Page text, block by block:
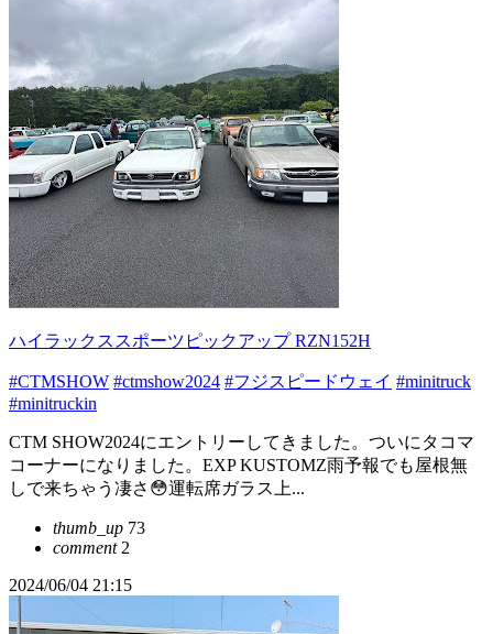
ハイラックススポーツピックアップ RZN152H
#CTMSHOW #ctmshow2024 #フジスピードウェイ #minitruck
#minitruckin
CTM SHOW2024にエントリーしてきました。ついにタコマ
コーナーになりました。EXP KUSTOMZ雨予報でも屋根無
しで来ちゃう凄さ😳運転席ガラス上...
thumb_up 73
comment2
2024/06/04 21:15